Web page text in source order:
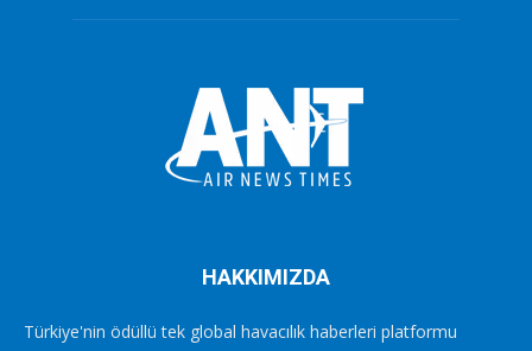
HAKKIMIZDA
Türkiye'nin ödüllü tek global havacılık haberleri platformu